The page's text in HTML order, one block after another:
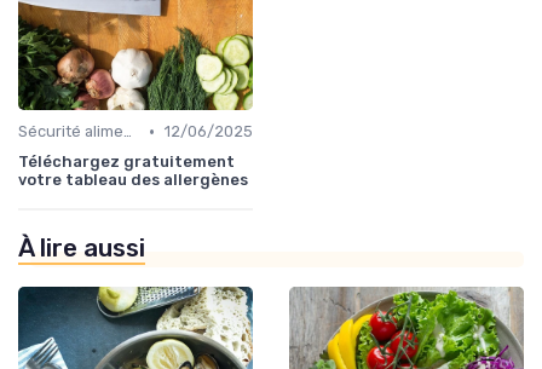
Sécurité alimentaire • 12/06/2025
Téléchargez gratuitement
votre tableau des allergènes
À lire aussi